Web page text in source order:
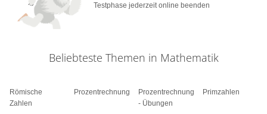
Testphase jederzeit online beenden
Beliebteste Themen in Mathematik
Römische
Zahlen
Prozentrechnung
Prozentrechnung
- Übungen
Primzahlen